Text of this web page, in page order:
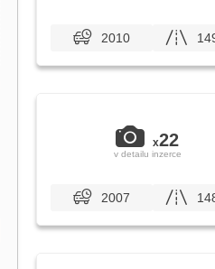
2010
x22
v detailu inzerce
2007